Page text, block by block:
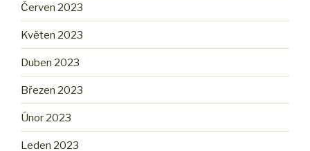
Červen 2023
Květen 2023
Duben 2023
Březen 2023
Únor 2023
Leden 2023